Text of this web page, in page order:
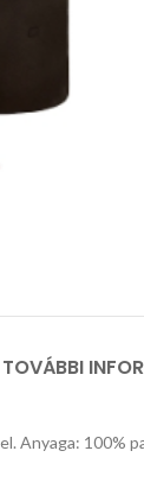
TOVÁBBI
Anyaga: 100%